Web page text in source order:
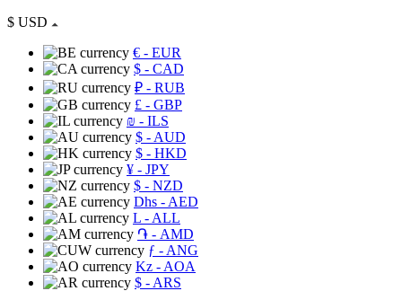
$ USD
€ - EUR
$ - CAD
₽ - RUB
£ - GBP
₪ - ILS
$ - AUD
$ - HKD
¥ - JPY
$ - NZD
Dhs - AED
L - ALL
֏ - AMD
ƒ - ANG
Kz - AOA
$ - ARS